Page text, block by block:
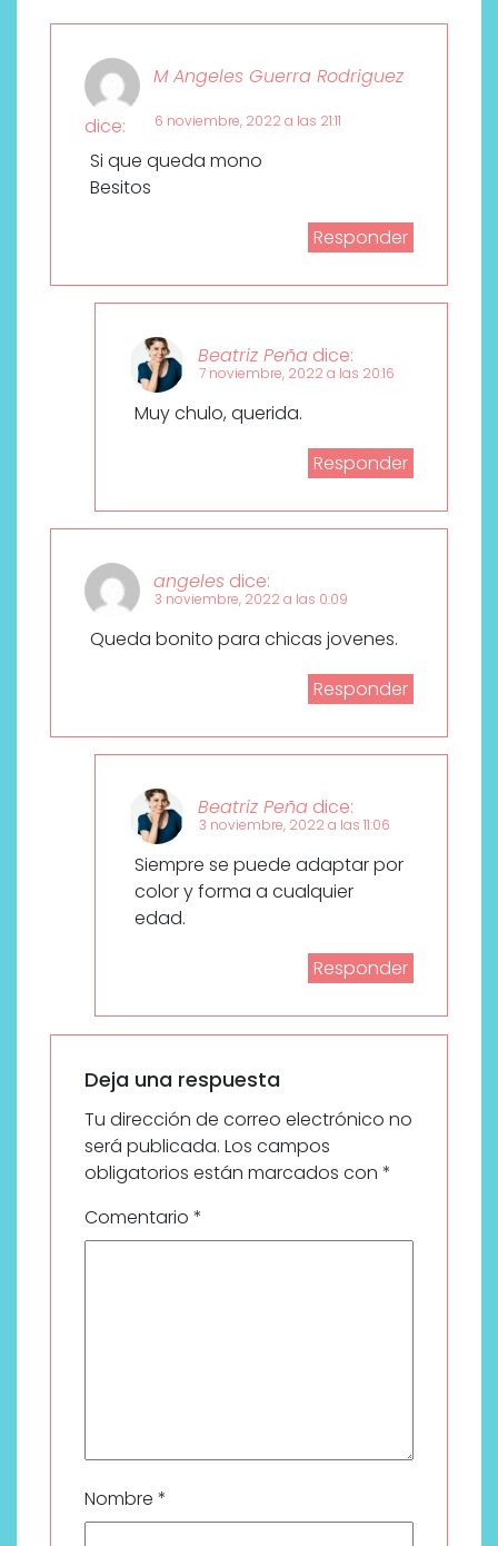
M Angeles Guerra Rodriguez
dice:
6 noviembre, 2022 a las 21:11
Si que queda mono
Besitos
Responder
Beatriz Peña dice:
7 noviembre, 2022 a las 20:16
Muy chulo, querida.
Responder
angeles dice:
3 noviembre, 2022 a las 0:09
Queda bonito para chicas jovenes.
Responder
Beatriz Peña dice:
3 noviembre, 2022 a las 11:06
Siempre se puede adaptar por
color y forma a cualquier
edad.
Responder
Deja una respuesta
Tu dirección de correo electrónico no
será publicada. Los campos
obligatorios están marcados con *
Comentario *
Nombre *